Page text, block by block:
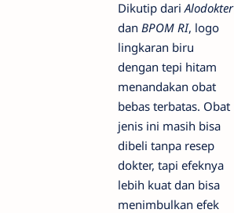
Dikutip dari Alodokter
dan BPOM RI, logo
lingkaran biru
dengan tepi hitam
menandakan obat
bebas terbatas. Obat
jenis ini masih bisa
dibeli tanpa resep
dokter, tapi efeknya
lebih kuat dan bisa
menimbulkan efek